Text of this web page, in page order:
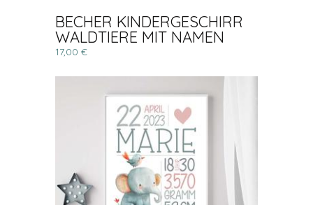
BECHER KINDERGESCHIRR
WALDTIERE MIT NAMEN
17,00 €